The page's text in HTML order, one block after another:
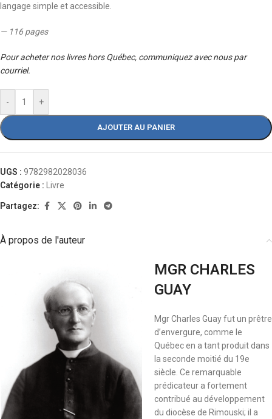
langage simple et accessible.
— 116 pages
Pour acheter nos livres hors Québec, communiquez avec nous par
courriel.
- +
AJOUTER AU PANIER
UGS : 9782982028036
Catégorie :
Livre
Partagez:
À propos de l'auteur
MGR CHARLES
GUAY
Mgr Charles Guay fut un prêtre
d’envergure, comme le
Québec en a tant produit dans
la seconde moitié du 19e
siècle. Ce remarquable
prédicateur a fortement
contribué au développement
du diocèse de Rimouski; il a